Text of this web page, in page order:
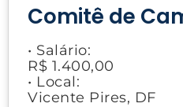
Comitê de
• Salário:
R$ 1.400,00
• Local:
Vicente Pires, DF